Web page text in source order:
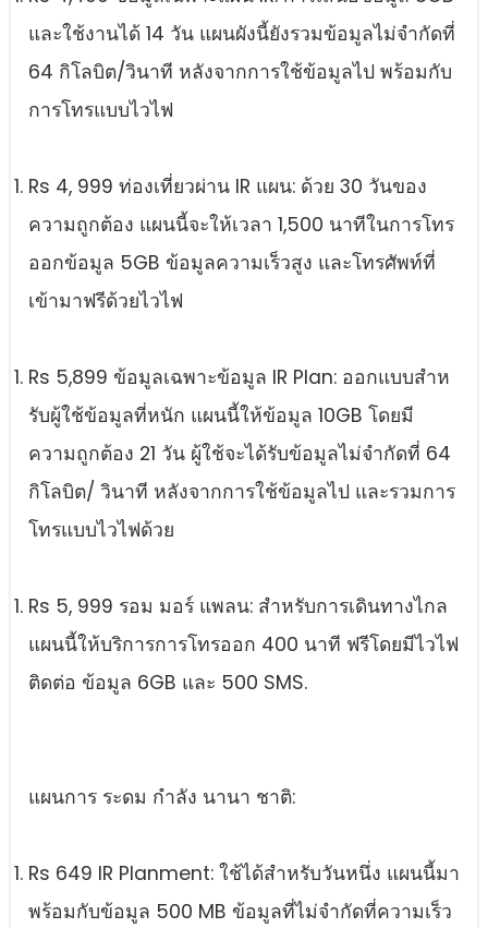
และใช้งานได้ 14 วัน แผนผังนี้ยังรวมข้อมูลไม่จํากัดที่
64 กิโลบิต/วินาที หลังจากการใช้ข้อมูลไป พร้อมกับ
การโทรแบบไวไฟ
Rs 4, 999 ท่องเที่ยวผ่าน IR แผน: ด้วย 30 วันของ
ความถูกต้อง แผนนี้จะให้เวลา 1,500 นาทีในการโทร
ออกข้อมูล 5GB ข้อมูลความเร็วสูง และโทรศัพท์ที่
เข้ามาฟรีด้วยไวไฟ
Rs 5,899 ข้อมูลเฉพาะข้อมูล IR Plan: ออกแบบสําห
รับผู้ใช้ข้อมูลที่หนัก แผนนี้ให้ข้อมูล 10GB โดยมี
ความถูกต้อง 21 วัน ผู้ใช้จะได้รับข้อมูลไม่จํากัดที่ 64
กิโลบิต/ วินาที หลังจากการใช้ข้อมูลไป และรวมการ
โทรแบบไวไฟด้วย
Rs 5, 999 รอม มอร์ แพลน: สําหรับการเดินทางไกล
แผนนี้ให้บริการการโทรออก 400 นาที ฟรีโดยมีไวไฟ
ติดต่อ ข้อมูล 6GB และ 500 SMS.
แผนการ ระดม กําลัง นานา ชาติ:
Rs 649 IR Planment: ใช้ได้สําหรับวันหนึ่ง แผนนี้มา
พร้อมกับข้อมูล 500 MB ข้อมูลที่ไม่จํากัดที่ความเร็ว